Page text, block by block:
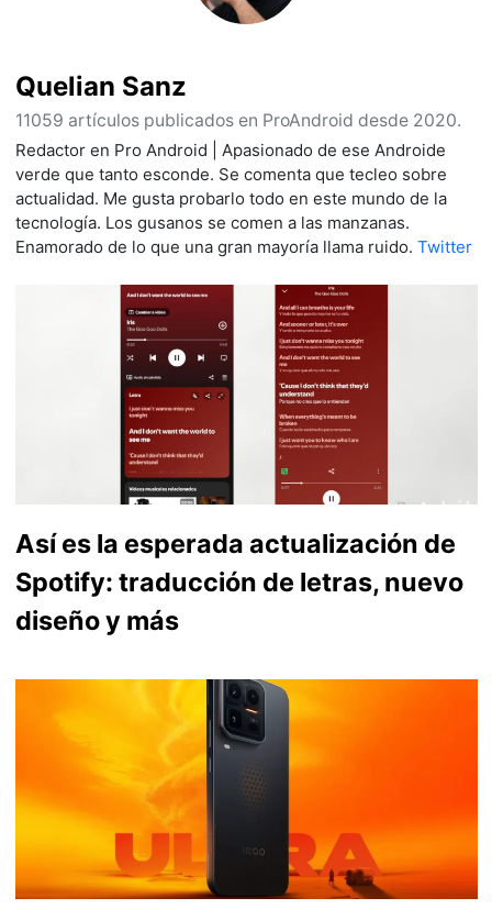
Quelian Sanz
11059 artículos publicados en ProAndroid desde 2020.
Redactor en Pro Android | Apasionado de ese Androide
verde que tanto esconde. Se comenta que tecleo sobre
actualidad. Me gusta probarlo todo en este mundo de la
tecnología. Los gusanos se comen a las manzanas.
Enamorado de lo que una gran mayoría llama ruido. Twitter
Así es la esperada actualización de
Spotify: traducción de letras, nuevo
diseño y más